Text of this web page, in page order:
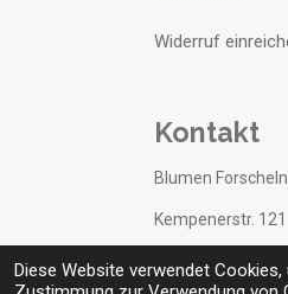
Diese Website verwendet
Widerruf
Kontakt
Blumen Forscheln
Kempenerstr. 121
52525 Heinsberg